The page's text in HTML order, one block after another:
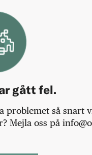
gått fel.
problemet så snart
Mejla oss på